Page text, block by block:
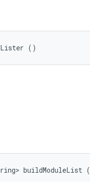
()
buildModuleList (